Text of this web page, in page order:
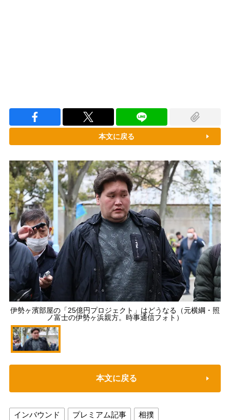
本文に戻る
伊勢ヶ濱部屋の「25億円プロジェクト」はどうなる（元横綱・照
ノ富士の伊勢ヶ浜親方。時事通信フォト）
本文に戻る
インバウンド プレミアム記事 相撲